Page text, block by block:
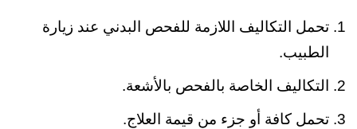
تحمل التكاليف اللازمة للفحص البدني عند زيارة
الطبيب.
التكاليف الخاصة بالفحص بالأشعة.
تحمل كافة أو جزء من قيمة العلاج.